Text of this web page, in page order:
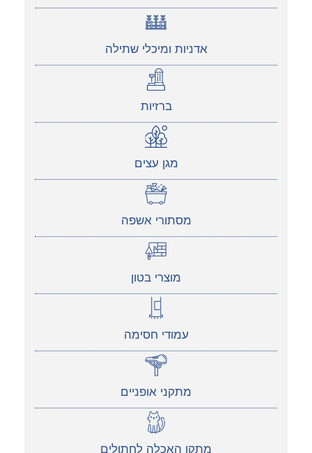
אדניות ומיכלי שתילה
ברזיות
מגן עצים
מסתורי אשפה
מוצרי בטון
עמודי חסימה
מתקני אופניים
מתקן האכלה לחתולים